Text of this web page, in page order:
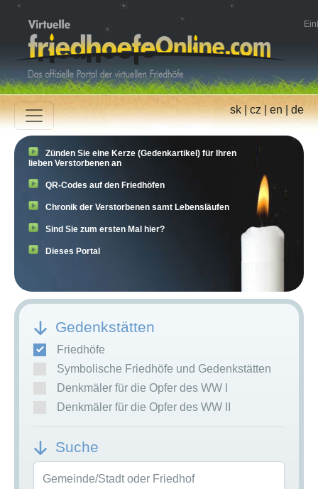
sk|cz|en|de
Zünden Sie eine Kerze (Gedenkartikel) für Ihren
lieben Verstorbenen an
QR-Codes auf den Friedhöfen
Chronik der Verstorbenen samt Lebensläufen
Sind Sie zum ersten Mal hier?
Dieses Portal
Gedenkstätten
Friedhöfe
Symbolische Friedhöfe und Gedenkstätten
Denkmäler für die Opfer des WW I
Denkmäler für die Opfer des WW II
Suche
Gemeinde/Stadt oder Friedhof